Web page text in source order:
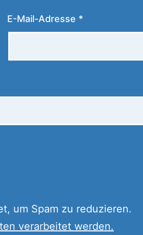
E-Mail-Adresse *
um Spam zu reduzieren.
verarbeitet werden.